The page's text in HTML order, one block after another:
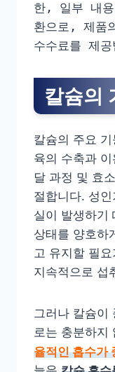
한, 일부 내
환으로, 제품
수수료를 제
칼슘의
칼슘의 주요
육의 수축과
달 과정 및 효
절합니다. 성
실이 발생하기
상태를 양호하
고 유지할 필
지속적으로 섭
그러나 칼슘이
로는 충분하지
율적인 흡수가